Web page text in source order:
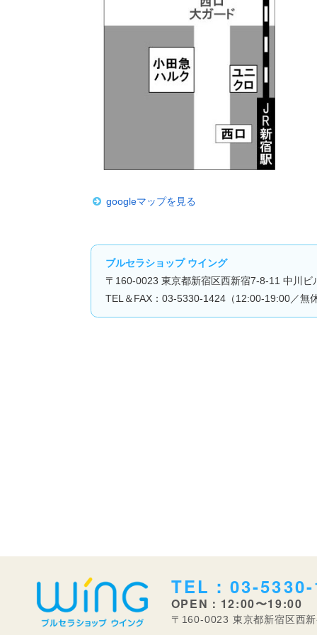
googleマップを見る
ブルセラショップ ウイング
〒160-0023 東京都新宿区西新宿7-8-11 中川ビ
TEL＆FAX：03-5330-1424（12:00-19:00／無休
TEL：03-
OPEN：12:00〜19:00
〒160-0023 東京都新宿区西